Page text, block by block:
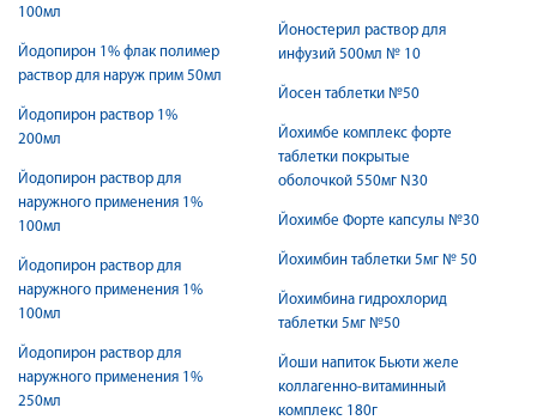
100мл
Йодопирон 1% флак полимер
раствор для наруж прим 50мл
Йодопирон раствор 1%
200мл
Йодопирон раствор для
наружного применения 1%
100мл
Йодопирон раствор для
наружного применения 1%
100мл
Йодопирон раствор для
наружного применения 1%
250мл
Йоностерил раствор для
инфузий 500мл № 10
Йосен таблетки №50
Йохимбе комплекс форте
таблетки покрытые
оболочкой 550мг N30
Йохимбе Форте капсулы №30
Йохимбин таблетки 5мг № 50
Йохимбина гидрохлорид
таблетки 5мг №50
Йоши напиток Бьюти желе
коллагенно-витаминный
комплекс 180г